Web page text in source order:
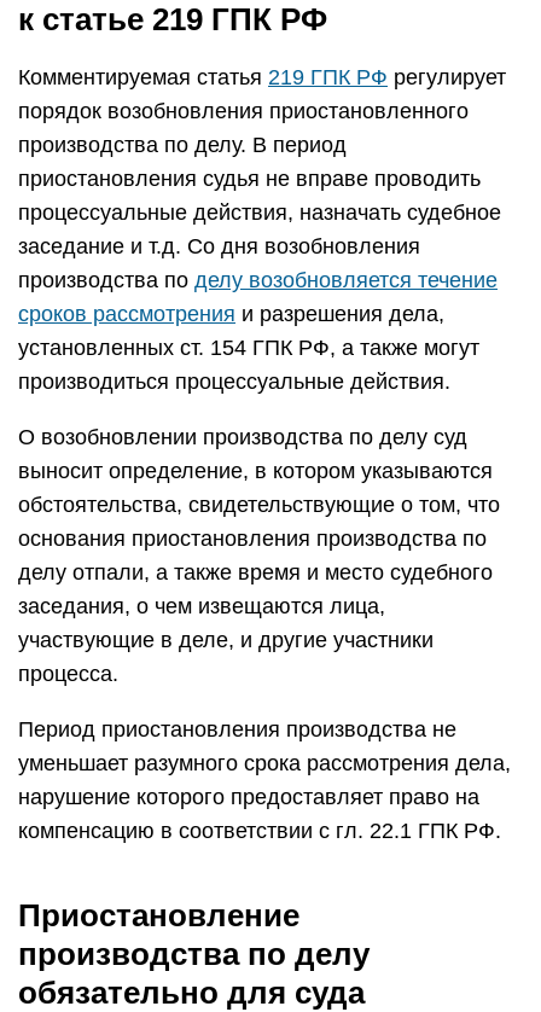
к статье 219 ГПК РФ
Комментируемая статья 219 ГПК РФ регулирует
порядок возобновления приостановленного
производства по делу. В период
приостановления судья не вправе проводить
процессуальные действия, назначать судебное
заседание и т.д. Со дня возобновления
производства по делу возобновляется течение
сроков рассмотрения и разрешения дела,
установленных ст. 154 ГПК РФ, а также могут
производиться процессуальные действия.
О возобновлении производства по делу суд
выносит определение, в котором указываются
обстоятельства, свидетельствующие о том, что
основания приостановления производства по
делу отпали, а также время и место судебного
заседания, о чем извещаются лица,
участвующие в деле, и другие участники
процесса.
Период приостановления производства не
уменьшает разумного срока рассмотрения дела,
нарушение которого предоставляет право на
компенсацию в соответствии с гл. 22.1 ГПК РФ.
Приостановление
производства по делу
обязательно для суда